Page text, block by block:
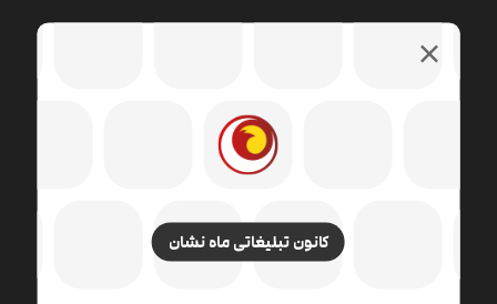
کانون تبلیغاتی ماه نشان
طراحی وب شامل مهارت ها و رشته های مختلفی در زمینه
تولید و نگهداری وب سایت ها است. زمینه های مختلف
نویسندگی از جمله کد استاندارد و نرم افزار اختصاصی ،
طراحی تجربه کاربر است.